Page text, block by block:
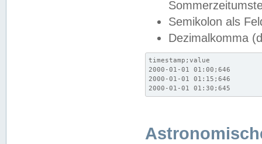
Semikolon als
Dezimalkomma
timestamp;value
2000-01-01 01:00;646
2000-01-01 01:15;646
2000-01-01 01:30;645